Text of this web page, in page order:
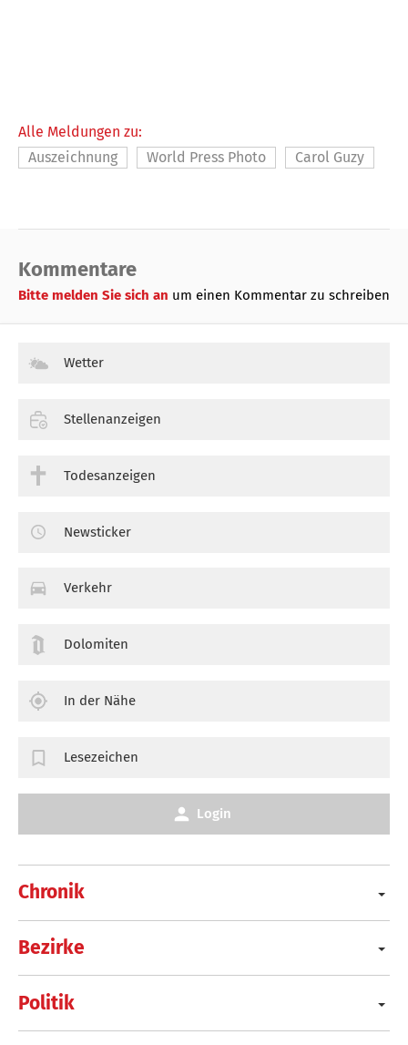
Alle Meldungen zu:
Auszeichnung
World Press Photo Carol Guzy
Kommentare
Bitte melden Sie sich an um einen Kommentar zu schreiben
Chronik
Bezirke
Politik
Wetter
Stellenanzeigen
Todesanzeigen
Newsticker
Verkehr
Dolomiten
In der Nähe
Lesezeichen
Login